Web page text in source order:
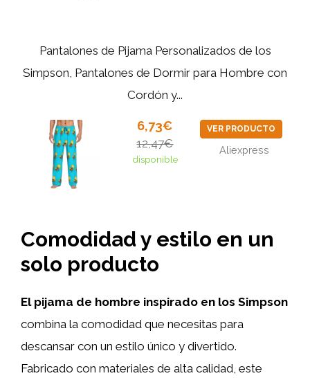
Pantalones de Pijama Personalizados de los
Simpson, Pantalones de Dormir para Hombre con
Cordón y...
6,73€
12,47€
disponible
VER PRODUCTO
Aliexpress
Comodidad y estilo en un
solo producto
El pijama de hombre inspirado en los Simpson
combina la comodidad que necesitas para
descansar con un estilo único y divertido.
Fabricado con materiales de alta calidad, este